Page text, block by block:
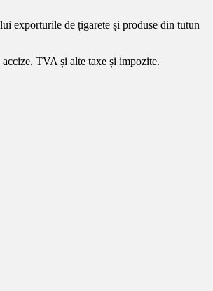
exporturile de țigarete și produse din tutun
accize, TVA și alte taxe și impozite.